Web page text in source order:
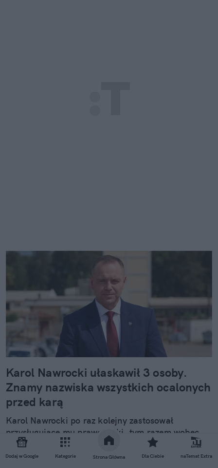
Dodaj w Google Kategorie Strona Główna Dla Ciebie naTemat Extra
Karol Nawrocki ułaskawił 3 osoby.
Znamy nazwiska wszystkich ocalonych
przed karą
Karol Nawrocki po raz kolejny zastosował
przysługujące mu prawo łaski, tym razem wobec
trzech osób. O szczegółach poinformował Mateusz
Kotecki, sekretarz stanu w Kancelarii Prezydenta.